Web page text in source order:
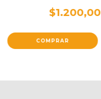
$1.200,00